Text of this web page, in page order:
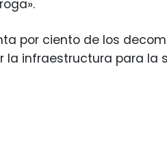
por ciento de los
la infraestructura para